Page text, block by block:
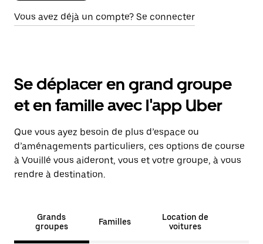
Vous avez déjà un compte? Se connecter
Se déplacer en grand groupe
et en famille avec l'app Uber
Que vous ayez besoin de plus d’espace ou
d’aménagements particuliers, ces options de course
à Vouillé vous aideront, vous et votre groupe, à vous
rendre à destination.
Grands
groupes
Familles
Location de
voitures